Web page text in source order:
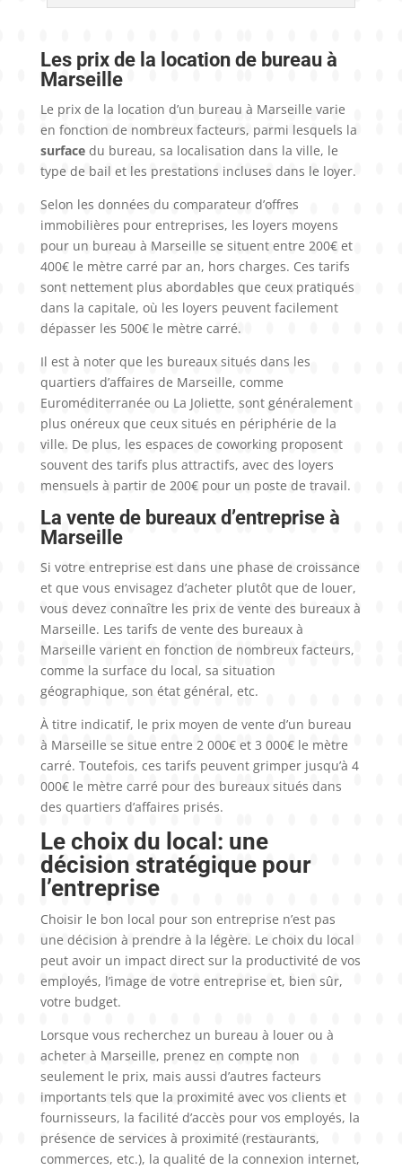
Les prix de la location de bureau à
Marseille
Le prix de la location d’un bureau à Marseille varie
en fonction de nombreux facteurs, parmi lesquels la
surfacedu bureau, sa localisation dans la ville, le
type de bail et les prestations incluses dans le loyer.
Selon les données du comparateur d’offres
immobilières pour entreprises, les loyers moyens
pour un bureau à Marseille se situent entre 200€ et
400€ le mètre carré par an, hors charges. Ces tarifs
sont nettement plus abordables que ceux pratiqués
dans la capitale, où les loyers peuvent facilement
dépasser les 500€ le mètre carré.
Il est à noter que les bureaux situés dans les
quartiers d’affaires de Marseille, comme
Euroméditerranée ou La Joliette, sont généralement
plus onéreux que ceux situés en périphérie de la
ville. De plus, les espaces de coworking proposent
souvent des tarifs plus attractifs, avec des loyers
mensuels à partir de 200€ pour un poste de travail.
La vente de bureaux d’entreprise à
Marseille
Si votre entreprise est dans une phase de croissance
et que vous envisagez d’acheter plutôt que de louer,
vous devez connaître les prix de vente des bureaux à
Marseille. Les tarifs de vente des bureaux à
Marseille varient en fonction de nombreux facteurs,
comme la surface du local, sa situation
géographique, son état général, etc.
À titre indicatif, le prix moyen de vente d’un bureau
à Marseille se situe entre 2 000€ et 3 000€ le mètre
carré. Toutefois, ces tarifs peuvent grimper jusqu’à 4
000€ le mètre carré pour des bureaux situés dans
des quartiers d’affaires prisés.
Le choix du local: une
décision stratégique pour
l’entreprise
Choisir le bon local pour son entreprise n’est pas
une décision à prendre à la légère. Le choix du local
peut avoir un impact direct sur la productivité de vos
employés, l’image de votre entreprise et, bien sûr,
votre budget.
Lorsque vous recherchez un bureau à louer ou à
acheter à Marseille, prenez en compte non
seulement le prix, mais aussi d’autres facteurs
importants tels que la proximité avec vos clients et
fournisseurs, la facilité d’accès pour vos employés, la
présence de services à proximité (restaurants,
commerces, etc.), la qualité de la connexion internet,